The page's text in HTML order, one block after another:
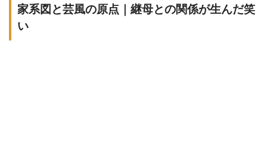
家系図と芸風の原点｜継母との関係が生んだ笑
い